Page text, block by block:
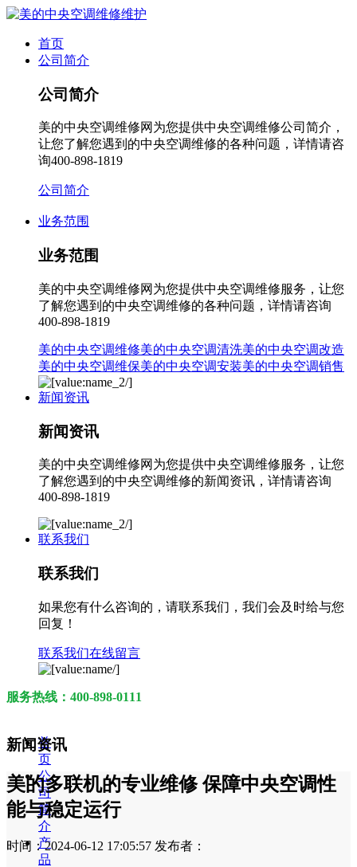
首页
公司简介
公司简介
美的中央空调维修网为您提供中央空调维修公司简介，
让您了解您遇到的中央空调维修的各种问题，详情请咨
询400-898-1819
公司简介
业务范围
业务范围
美的中央空调维修网为您提供中央空调维修服务，让您
了解您遇到的中央空调维修的各种问题，详情请咨询
400-898-1819
美的中央空调维修美的中央空调清洗美的中央空调改造
美的中央空调维保美的中央空调安装美的中央空调销售
新闻资讯
新闻资讯
美的中央空调维修网为您提供中央空调维修服务，让您
了解您遇到的中央空调维修的新闻资讯，详情请咨询
400-898-1819
联系我们
联系我们
如果您有什么咨询的，请联系我们，我们会及时给与您
回复！
联系我们在线留言
服务热线：400-898-0111
首
页
公
司
简
介
产
品
新闻资讯
美的多联机的专业维修 保障中央空调性
能与稳定运行
时间：2024-06-12 17:05:57 发布者：